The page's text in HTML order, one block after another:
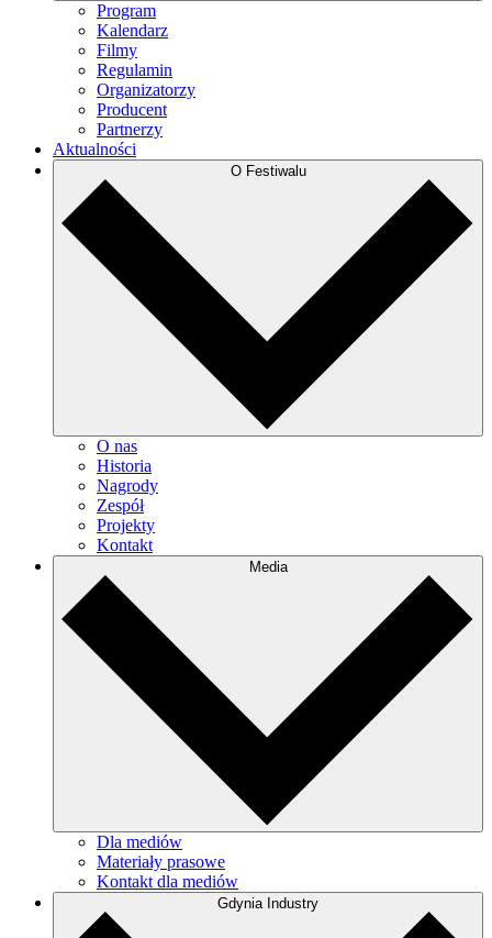
Program
Kalendarz
Filmy
Regulamin
Organizatorzy
Producent
Partnerzy
Aktualności
O Festiwalu
O nas
Historia
Nagrody
Zespół
Projekty
Kontakt
Media
Dla mediów
Materiały prasowe
Kontakt dla mediów
Gdynia Industry